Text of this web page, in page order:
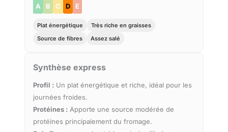
A B C D E
Plat énergétique
Très riche en graisses
Source de fibres
Assez salé
Synthèse express
Profil : Un plat énergétique et riche, idéal pour les
journées froides.
Protéines : Apporte une source modérée de
protéines principalement du fromage.